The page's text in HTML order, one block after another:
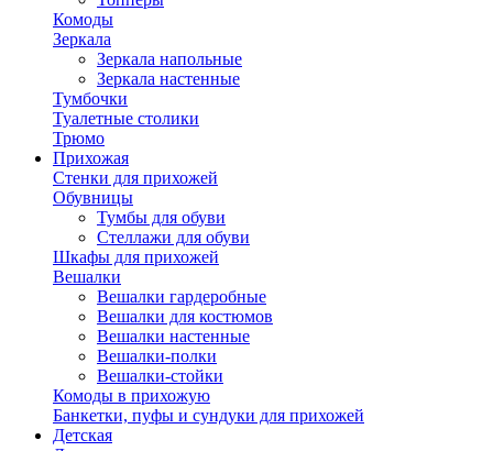
Комоды
Зеркала
Зеркала напольные
Зеркала настенные
Тумбочки
Туалетные столики
Трюмо
Прихожая
Стенки для прихожей
Обувницы
Тумбы для обуви
Стеллажи для обуви
Шкафы для прихожей
Вешалки
Вешалки гардеробные
Вешалки для костюмов
Вешалки настенные
Вешалки-полки
Вешалки-стойки
Комоды в прихожую
Банкетки, пуфы и сундуки для прихожей
Детская